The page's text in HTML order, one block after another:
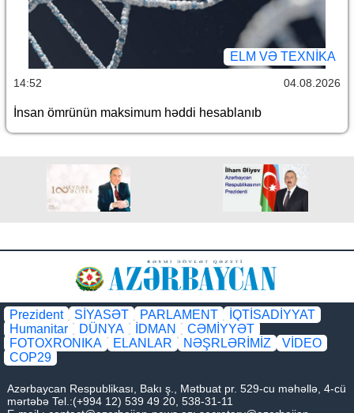
ELM VƏ TEXNIKA
14:52 04.08.2026
İnsan ömrünün maksimum həddi hesablanıb
Prezident SİYASƏT PARLAMENT
İQTİSADİYYAT
Humanitar
DÜNYA İDMAN
CƏMİYYƏT
FOTOXRONIKA
ELANLAR NƏŞRLƏRİMİZ
VİDEO
COP29
Azərbaycan Respublikası, Bakı ş., Mətbuat pr. 529-cu məhəllə, 4-cü
mərtəbə Tel.:(+994 12) 539 49 20, 538-31-11